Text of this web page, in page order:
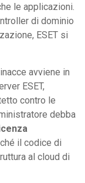
le applicazioni.
di dominio
ESET si
avviene in
ESET,
contro le
debba
il codice di
al cloud di